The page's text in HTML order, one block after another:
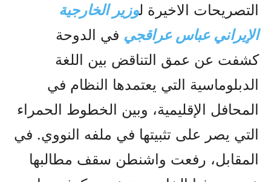
التصريحات الاخيرة لوزير الخارجية
الإيراني عباس عراقجي في الدوحة
کشفت عن عمق التناقض بين اللغة
الدبلوماسية التي يعتمدها النظام في
المحافل الإقليمية، وبين الخطوط الحمراء
التي يصر على تثبيتها في ملفه النووي. في
المقابل، رفعت واشنطن سقف مطالبها